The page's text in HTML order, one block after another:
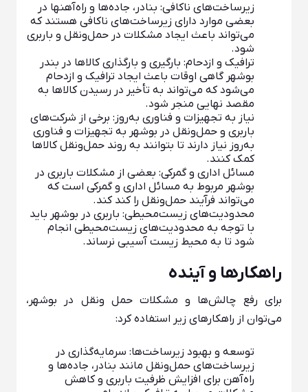
زیرساخت‌های ناکافی: بنادر، جاده‌ها و راه‌آهنها در
بعضی موارد دارای زیرساخت‌های ناکافی هستند که
می‌تواند باعث ایجاد مشکلات در حمل‌ونقل و باربری
شود.
ترافیک و ازدحام: بارگیری و بارگذاری کالاها در بندر
بوشهر گاهی اوقات باعث ایجاد ترافیک و ازدحام
می‌شود که می‌تواند به تأخیر در رسیدن کالاها به
مقصد نهایی منجر شود.
نیاز به تجهیزات و فناوری به‌روز: برخی از شرکت‌های
باربری و حمل‌ونقل در بوشهر به تجهیزات و فناوری
به‌روز نیاز دارند تا بتوانند به روند حمل‌ونقل کالاها
کمک کنند.
مسائل اداری و گمرکی: بعضی از مشکلات باربری در
بوشهر مربوط به مسائل اداری و گمرکی است که
می‌تواند فرآیند حمل‌ونقل را کند کند.
محدودیت‌های زیست‌محیطی: باربری در بوشهر باید
با توجه به محدودیت‌های زیست‌محیطی انجام
شود تا به محیط زیست آسیبی نرساند.
راهکارها و آینده
برای رفع چالش‌ها و مشکلات حمل ونقل در بوشهر،
می‌توان از راهکارهای زیر استفاده کرد:
توسعه و بهبود زیرساخت‌ها: سرمایه‌گذاری در
زیرساخت‌های حمل‌ونقل مانند بنادر، جاده‌ها و
راه‌آهن برای افزایش ظرفیت باربری و کاهش